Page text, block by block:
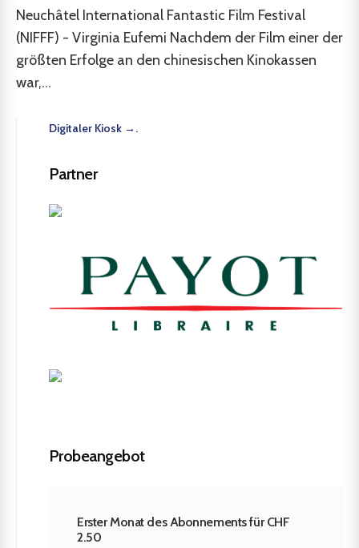
Neuchâtel International Fantastic Film Festival
(NIFFF) - Virginia Eufemi Nachdem der Film einer der
größten Erfolge an den chinesischen Kinokassen
war,...
Digitaler Kiosk →.
Partner
Probeangebot
Erster Monat des Abonnements für CHF
2.50